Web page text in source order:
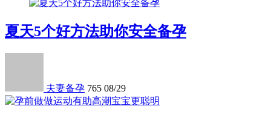
夏天5个好方法助你安全备孕
夫妻备孕 765 08/29